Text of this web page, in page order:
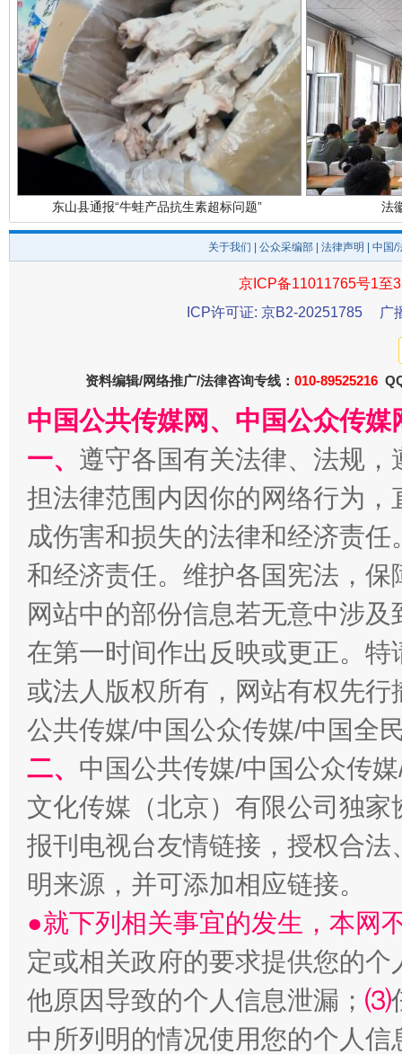
东山县通报“牛蛙产品抗生素超标问题” 法
千年窑火 生生不息 一
揭开“小金库”的免责幌子
受贿1.44亿！段成刚被判无期 从幼
关于我们 公众采编部 法律声明 | 中国
京ICP备11011765号1至
ICP许可证: 京B2-20251785
广
资料编辑/网络推广/法律咨询专线： 010-89525216
中国公共传媒网、中国公众传
一、 遵守各国有关法律、法规
担法律范围内因你的网络行为
成伤害和损失的法律和经济责
和经济责任。维护各国宪法，
网站中的部份信息若无意中涉
在第一时间作出反映或更正。
或法人版权所有，网站有权先
公共传媒/中国公众传媒/中国全
二、 中国公共传媒/中国公众传
文化传媒（北京）有限公司独
报刊电视台友情链接，授权合
明来源，并可添加相应链接。
●就下列相关事宜的发生，本网
定或相关政府的要求提供您的个
他原因导致的个人信息泄漏； ⑶
中所列明的情况使用您的个人